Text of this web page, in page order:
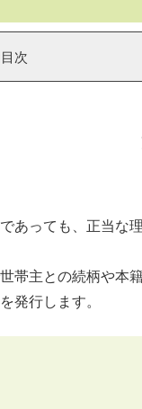
次
あっても、正当な
帯主との続柄や本
発行します。